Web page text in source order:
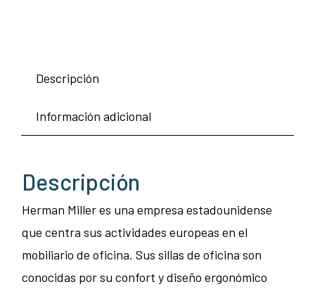
Descripción
Información adicional
Descripción
Herman Miller es una empresa estadounidense
que centra sus actividades europeas en el
mobiliario de oficina. Sus sillas de oficina son
conocidas por su confort y diseño ergonómico